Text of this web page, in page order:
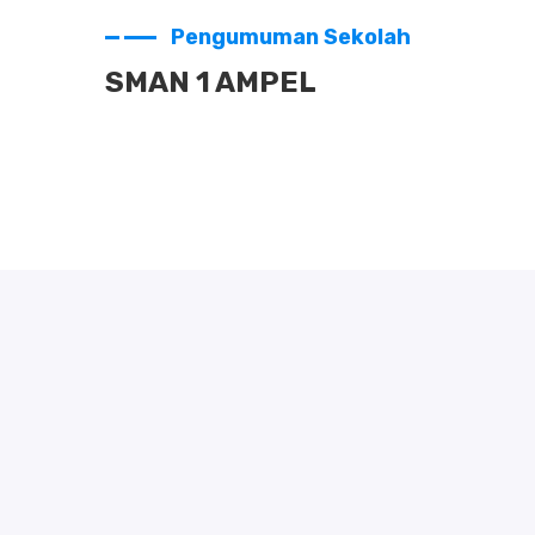
Pengumuman Sekolah
SMAN 1 AMPEL